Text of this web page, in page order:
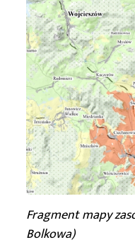
Fragment mapy
Bolkowa)